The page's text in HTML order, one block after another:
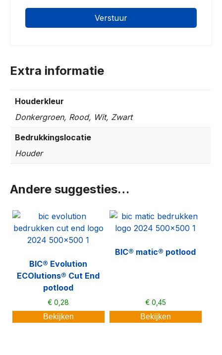
Extra informatie
Houderkleur
Donkergroen, Rood, Wit, Zwart
Bedrukkingslocatie
Houder
Andere suggesties…
BIC® Evolution
ECOlutions® Cut End
potlood
€ 0,28
Bekijken
BIC® matic® potlood
€0,45
Bekijken